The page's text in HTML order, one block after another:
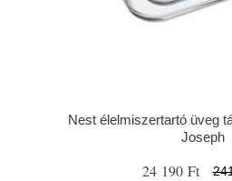
Nest élelmiszertartó üveg
Joseph
24 190 Ft